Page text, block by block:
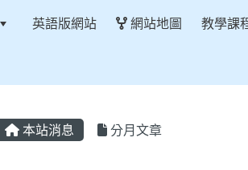
英語版網站 網站地圖 教學課
本站消息 分月文章